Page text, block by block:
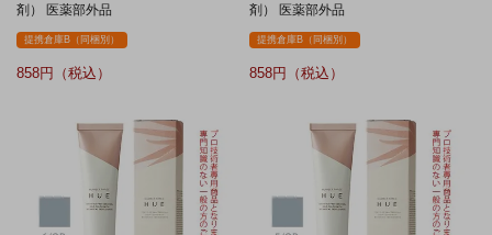
剤） 医薬部外品
提携倉庫B（同梱別）
858
剤） 医薬部外品
提携倉庫B（同梱別）
858